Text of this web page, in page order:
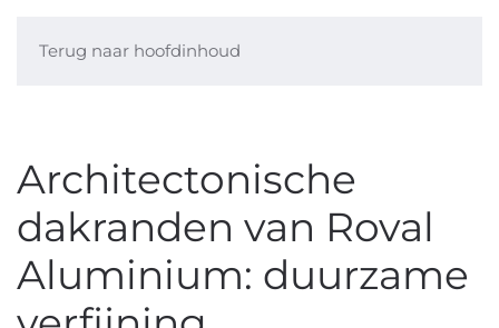
Terug naar hoofdinhoud
Architectonische
dakranden van Roval
Aluminium: duurzame